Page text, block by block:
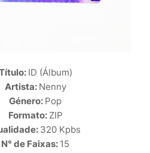
ID (Álbum)
Artista: Nenny
Género: Pop
Formato: ZIP
320 Kpbs
N° de Faixas: 15